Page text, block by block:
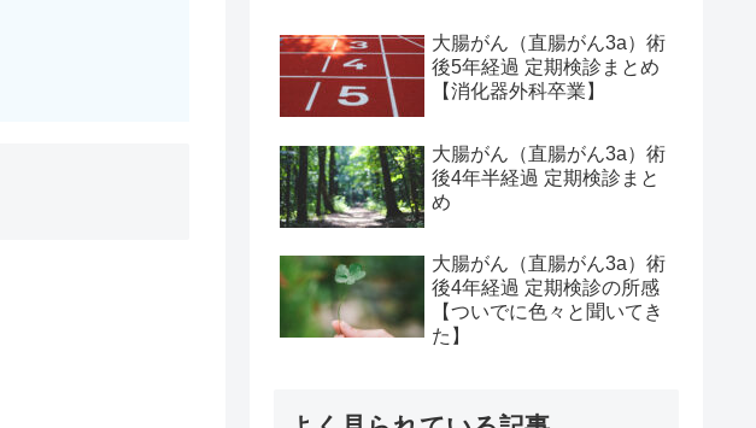
大腸がん（直腸がん3a）術
後5年経過 定期検診まとめ
【消化器外科卒業】
大腸がん（直腸がん3a）術
後4年半経過 定期検診まと
め
大腸がん（直腸がん3a）術
後4年経過 定期検診の所感
【ついでに色々と聞いてき
た】